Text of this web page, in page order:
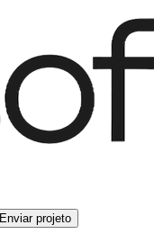
Enviar projeto